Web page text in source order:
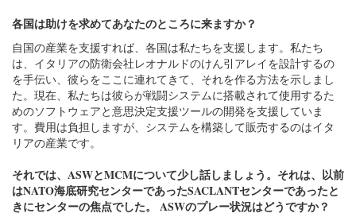
各国は助けを求めてあなたのところに来ますか？
自国の産業を支援すれば、各国は私たちを支援します。私たち
は、イタリアの防衛会社レオナルドのけん引アレイを設計するの
を手伝い、彼らをここに連れてきて、それを作る方法を示しまし
た。現在、私たちは彼らが戦闘システムに搭載されて使用するた
めのソフトウェアと意思決定支援ツールの開発を支援していま
す。費用は負担しますが、システムを構築して販売するのはイタ
リアの産業です。
それでは、ASWとMCMについて少し話しましょう。それは、以前
はNATO海底研究センターであったSACLANTセンターであったと
きにセンターの焦点でした。 ASWのプレー状況はどうですか？